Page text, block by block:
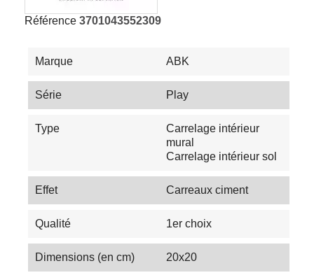
Référence 3701043552309
Marque ABK
Série Play
Type
Carrelage intérieur
mural
Carrelage intérieur sol
Effet Carreaux ciment
Qualité 1er choix
Dimensions (en cm) 20x20